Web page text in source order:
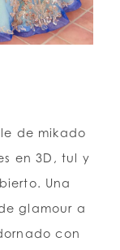
de mikado
en 3D, tul y
Una
glamour a
con